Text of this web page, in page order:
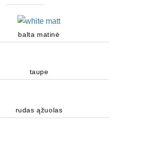
balta matinė
taupe
rudas ąžuolas